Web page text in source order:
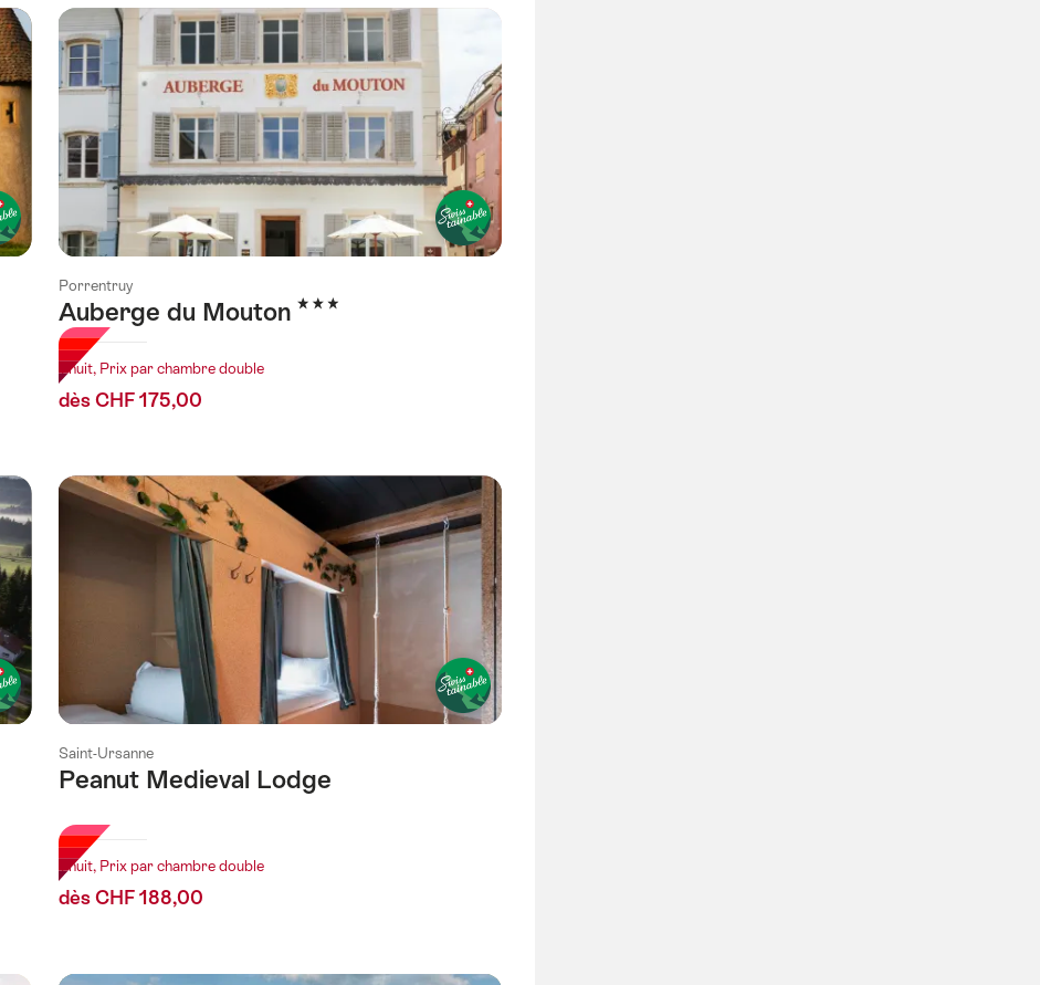
Porrentruy
Auberge du Mouton 3 étoiles
1 nuit, Prix par chambre double
dès CHF 175,00
Saint-Ursanne
Peanut Medieval Lodge
1 nuit, Prix par chambre double
dès CHF 188,00